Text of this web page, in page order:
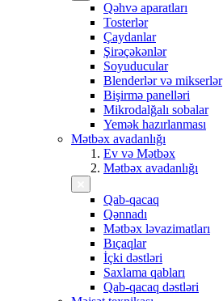
Qəhvə aparatları
Tosterlər
Çaydanlar
Şirəçəkənlər
Soyuducular
Blenderlər və mikserlər
Bişirmə panelləri
Mikrodalğalı sobalar
Yemək hazırlanması
Mətbəx avadanlığı
Ev və Mətbəx
Mətbəx avadanlığı
Qab-qacaq
Qənnadı
Mətbəx ləvazimatları
Bıçaqlar
İçki dəstləri
Saxlama qabları
Qab-qacaq dəstləri